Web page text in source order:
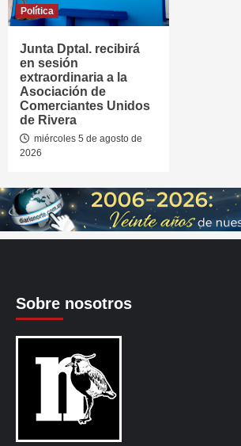
Política
Junta Dptal. recibirá
en sesión
extraordinaria a la
Asociación de
Comerciantes Unidos
de Rivera
miércoles 5 de agosto de
2026
Sobre nosotros